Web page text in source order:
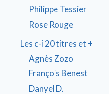
Philippe Tessier
Rose Rouge
Les c-i 20 titres et +
Agnès Zozo
François Benest
Danyel D.